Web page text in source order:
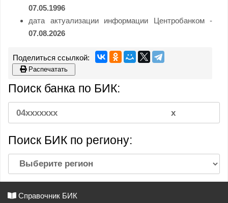
07.05.1996
дата актуализации информации Центробанком -
07.08.2026
Распечатать
Поиск банка по БИК:
Поиск БИК по региону:
Справочник БИК